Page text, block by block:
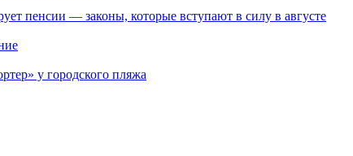
пенсии — законы, которые вступают в силу в августе
у городского пляжа